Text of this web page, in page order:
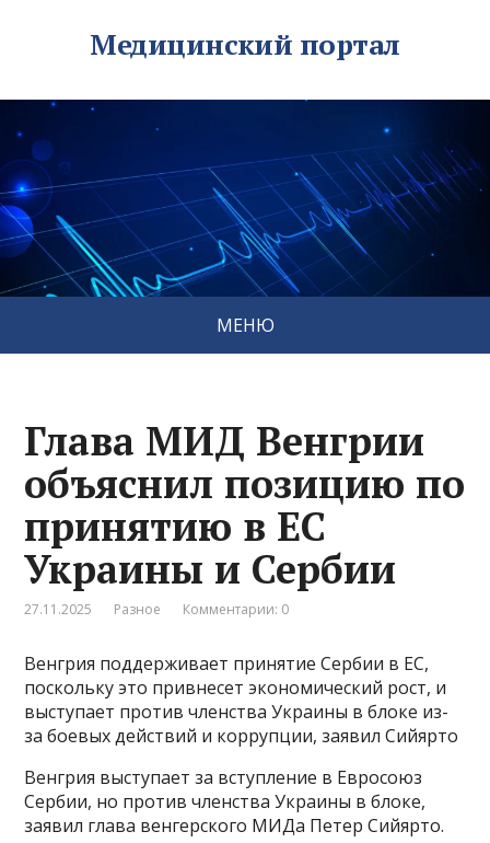
Медицинский портал
МЕНЮ
Глава МИД Венгрии
объяснил позицию по
принятию в ЕС
Украины и Сербии
27.11.2025 Разное Комментарии: 0
Венгрия поддерживает принятие Сербии в ЕС,
поскольку это привнесет экономический рост, и
выступает против членства Украины в блоке из-
за боевых действий и коррупции, заявил Сийярто
Венгрия выступает за вступление в Евросоюз
Сербии, но против членства Украины в блоке,
заявил глава венгерского МИДа Петер Сийярто.